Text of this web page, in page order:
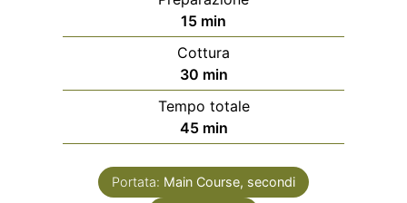
15minuti
min
Cottura
30minuti
min
Tempo totale
45minuti
min
Portata: Main Course, secondi